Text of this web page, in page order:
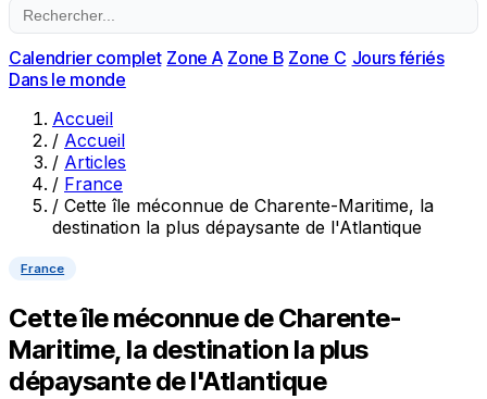
Calendrier complet Zone A Zone B Zone C Jours fériés
Dans le monde
Accueil
/ Accueil
/ Articles
/ France
/ Cette île méconnue de Charente-Maritime, la
destination la plus dépaysante de l'Atlantique
France
Cette île méconnue de Charente-
Maritime, la destination la plus
dépaysante de l'Atlantique